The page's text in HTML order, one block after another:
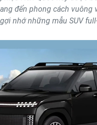
đến phong cách vuông
nhớ những mẫu SUV